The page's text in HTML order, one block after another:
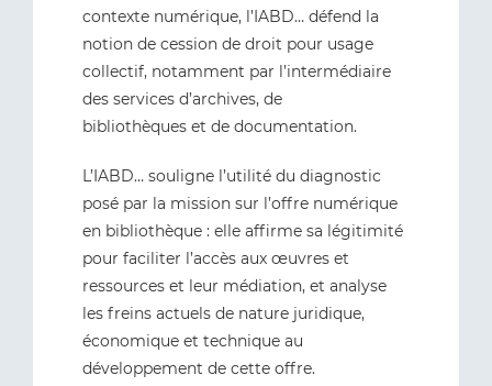
contexte numérique, l’IABD… défend la
notion de cession de droit pour usage
collectif, notamment par l’intermédiaire
des services d’archives, de
bibliothèques et de documentation.
L’IABD… souligne l’utilité du diagnostic
posé par la mission sur l’offre numérique
en bibliothèque : elle affirme sa légitimité
pour faciliter l’accès aux œuvres et
ressources et leur médiation, et analyse
les freins actuels de nature juridique,
économique et technique au
développement de cette offre.